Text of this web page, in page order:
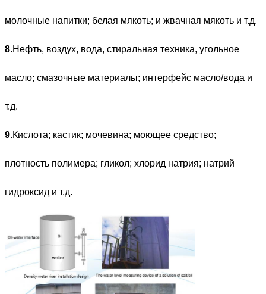
молочные напитки; белая мякоть; и жвачная мякоть и т.д.
8.Нефть, воздух, вода, стиральная техника, угольное
масло; смазочные материалы; интерфейс масло/вода и
т.д.
9.Кислота; кастик; мочевина; моющее средство;
плотность полимера; гликол; хлорид натрия; натрий
гидроксид и т.д.